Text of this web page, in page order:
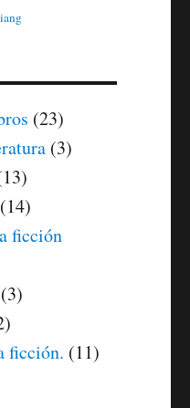
(23)
(3)
ficción
ficción. (11)